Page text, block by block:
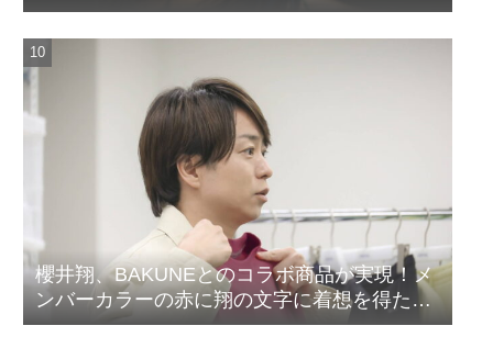
櫻井翔、BAKUNEとのコラボ商品が実現！メ
ンバーカラーの赤に翔の文字に着想を得たデ
ザイン